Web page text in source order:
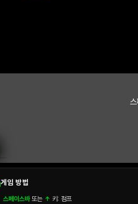
게임 방법
스페이스바또는 ↑ 키: 점프